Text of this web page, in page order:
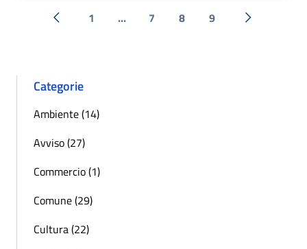
« Precedente
1 ... 7 8 9
Successiva
Categorie
Ambiente (14)
Avviso (27)
Commercio (1)
Comune (29)
Cultura (22)